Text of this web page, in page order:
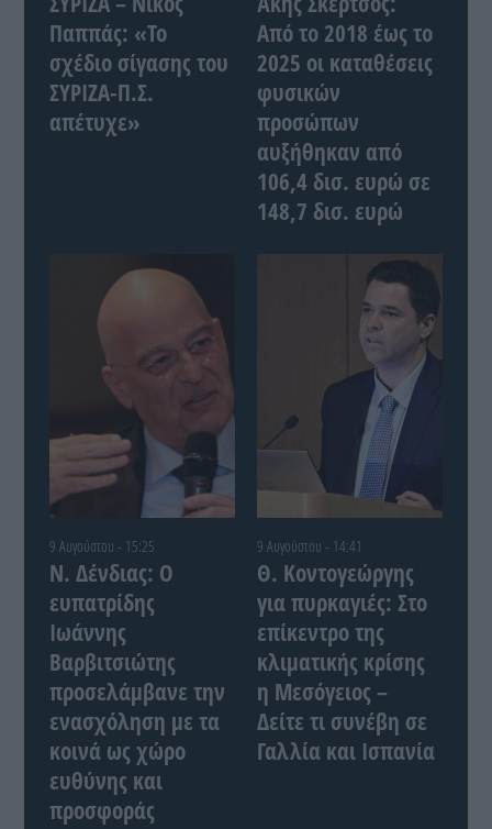
Παππάς: «Το
σχέδιο σίγασης του
ΣΥΡΙΖΑ-Π.Σ.
απέτυχε»
Από το 2018 έως το
2025 οι καταθέσεις
φυσικών
προσώπων
αυξήθηκαν από
106,4 δισ. ευρώ σε
148,7 δισ. ευρώ
9 Αυγούστου - 15:25
Ν. Δένδιας: Ο
ευπατρίδης
Ιωάννης
Βαρβιτσιώτης
προσελάμβανε την
ενασχόληση με τα
κοινά ως χώρο
ευθύνης και
προσφοράς
9 Αυγούστου - 14:41
Θ. Κοντογεώργης
για πυρκαγιές: Στο
επίκεντρο της
κλιματικής κρίσης
η Μεσόγειος –
Δείτε τι συνέβη σε
Γαλλία και Ισπανία